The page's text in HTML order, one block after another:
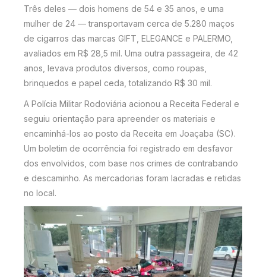
Três deles — dois homens de 54 e 35 anos, e uma
mulher de 24 — transportavam cerca de 5.280 maços
de cigarros das marcas GIFT, ELEGANCE e PALERMO,
avaliados em R$ 28,5 mil. Uma outra passageira, de 42
anos, levava produtos diversos, como roupas,
brinquedos e papel ceda, totalizando R$ 30 mil.
A Polícia Militar Rodoviária acionou a Receita Federal e
seguiu orientação para apreender os materiais e
encaminhá-los ao posto da Receita em Joaçaba (SC).
Um boletim de ocorrência foi registrado em desfavor
dos envolvidos, com base nos crimes de contrabando
e descaminho. As mercadorias foram lacradas e retidas
no local.